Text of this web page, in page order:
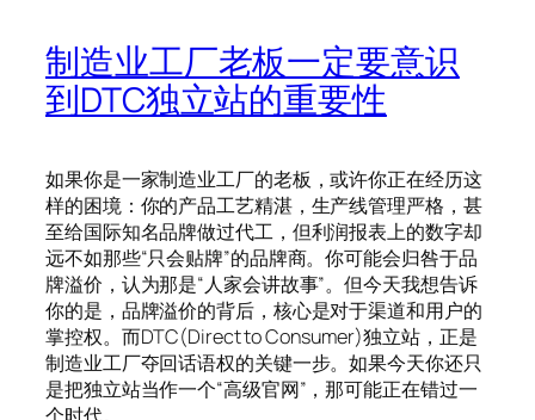
制造业工厂老板一定要意识
到DTC独立站的重要性
如果你是一家制造业工厂的老板，或许你正在经历这
样的困境：你的产品工艺精湛，生产线管理严格，甚
至给国际知名品牌做过代工，但利润报表上的数字却
远不如那些“只会贴牌”的品牌商。你可能会归咎于品
牌溢价，认为那是“人家会讲故事”。但今天我想告诉
你的是，品牌溢价的背后，核心是对于渠道和用户的
掌控权。而DTC(Direct to Consumer)独立站，正是
制造业工厂夺回话语权的关键一步。如果今天你还只
是把独立站当作一个“高级官网”，那可能正在错过一